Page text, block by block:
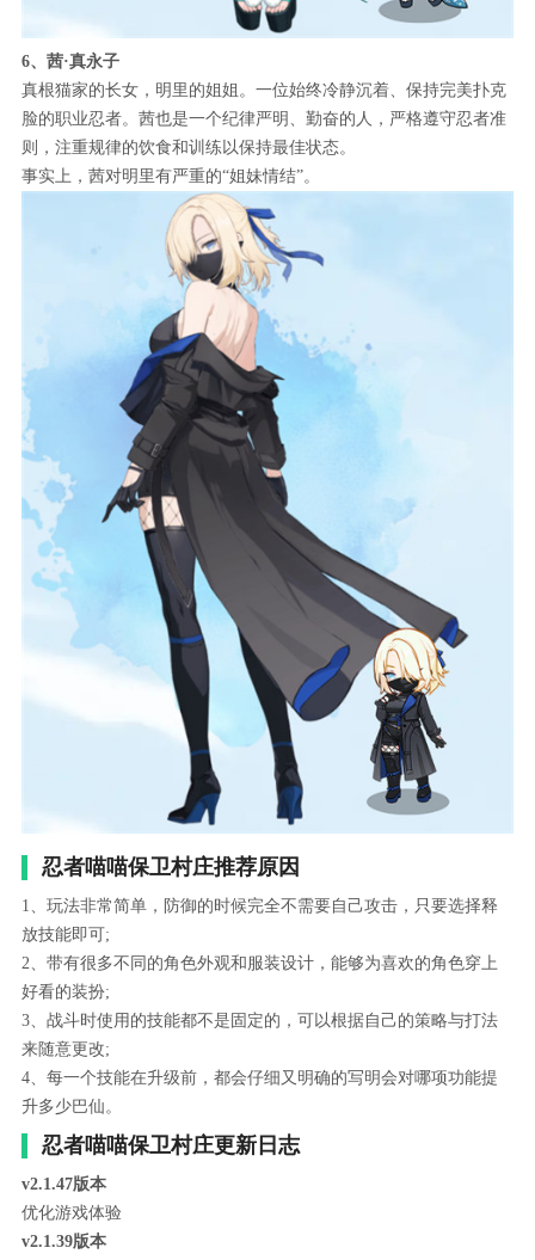
6、茜·真永子
真根猫家的长女，明里的姐姐。一位始终冷静沉着、保持完美扑克
脸的职业忍者。茜也是一个纪律严明、勤奋的人，严格遵守忍者准
则，注重规律的饮食和训练以保持最佳状态。
事实上，茜对明里有严重的“姐妹情结”。
忍者喵喵保卫村庄推荐原因
1、玩法非常简单，防御的时候完全不需要自己攻击，只要选择释
放技能即可;
2、带有很多不同的角色外观和服装设计，能够为喜欢的角色穿上
好看的装扮;
3、战斗时使用的技能都不是固定的，可以根据自己的策略与打法
来随意更改;
4、每一个技能在升级前，都会仔细又明确的写明会对哪项功能提
升多少巴仙。
忍者喵喵保卫村庄更新日志
v2.1.47版本
优化游戏体验
v2.1.39版本